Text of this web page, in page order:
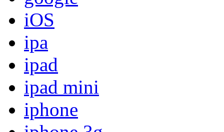
iOS
ipa
ipad
ipad mini
iphone